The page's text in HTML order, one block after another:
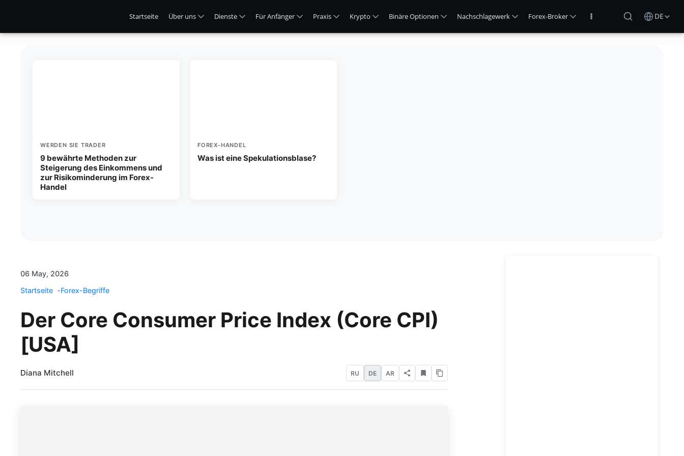
Startseite Über uns Dienste Für Anfänger Praxis Krypto Binäre Optionen Nachschlagewerk Forex-Broker DE
WERDEN SIE TRADER
9 bewährte Methoden zur
Steigerung des Einkommens und
zur Risikominderung im Forex-
Handel
FOREX-HANDEL
Was ist eine Spekulationsblase?
Der Core Consumer Price Index (Core CPI)
[USA]
RU DE AR